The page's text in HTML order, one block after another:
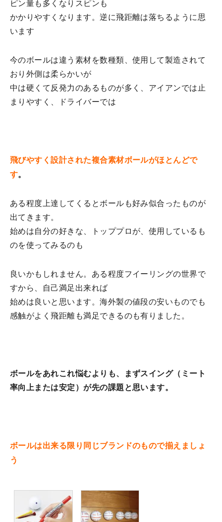
ピン量も多くなりスピンも
かかりやすくなります。逆に飛距離は落ちるように思
います
今のボールは違う素材を数種類、使用して製造されて
おり外側は柔らかいが
中は硬くて反発力のあるものが多く、アイアンでは止
まりやすく、ドライバーでは
飛びやすく設計された複合素材ボールがほとんどで
す。
ある程度上達してくるとボールも好み似合ったものが
出てきます。
始めは自分の好きな、トッププロが、使用しているも
のを使ってみるのも
良いかもしれません。ある程度フイーリングの世界で
すから、自己満足出来れば
始めは良いと思います。海外製の値段の安いものでも
感触がよく飛距離も満足できるのも有りました。
ボールをあれこれ悩むよりも、まずスイング（ミート
率向上または安定）が先の課題と思います。
ボールは出来る限り同じブランドのもので揃えましょ
う